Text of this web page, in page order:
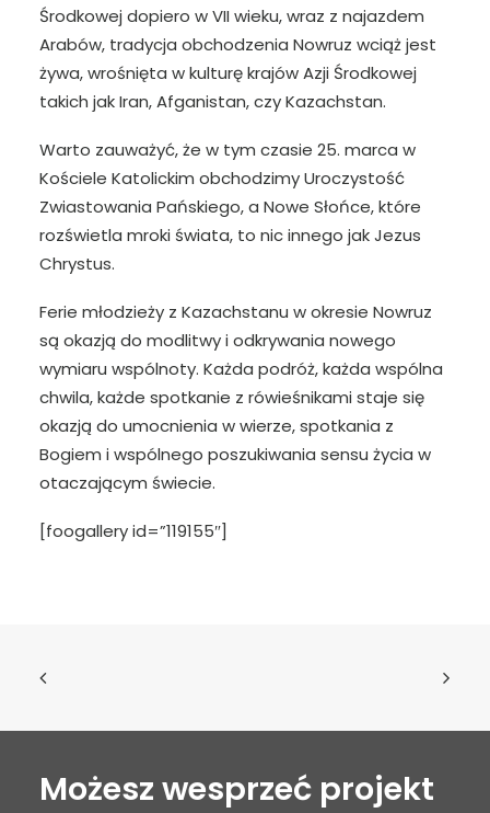
Środkowej dopiero w VII wieku, wraz z najazdem
Arabów, tradycja obchodzenia Nowruz wciąż jest
żywa, wrośnięta w kulturę krajów Azji Środkowej
takich jak Iran, Afganistan, czy Kazachstan.
Warto zauważyć, że w tym czasie 25. marca w
Kościele Katolickim obchodzimy Uroczystość
Zwiastowania Pańskiego, a Nowe Słońce, które
rozświetla mroki świata, to nic innego jak Jezus
Chrystus.
Ferie młodzieży z Kazachstanu w okresie Nowruz
są okazją do modlitwy i odkrywania nowego
wymiaru wspólnoty. Każda podróż, każda wspólna
chwila, każde spotkanie z rówieśnikami staje się
okazją do umocnienia w wierze, spotkania z
Bogiem i wspólnego poszukiwania sensu życia w
otaczającym świecie.
[foogallery id=”119155″]
Możesz wesprzeć projekt